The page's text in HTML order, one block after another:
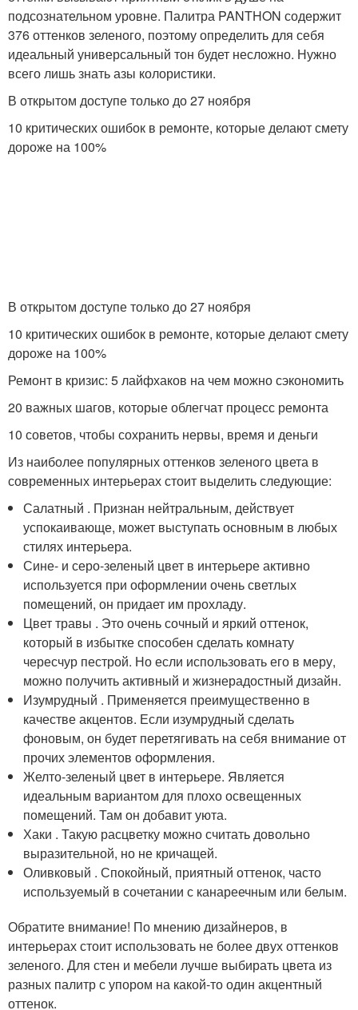
подсознательном уровне. Палитра PANTHON содержит
376 оттенков зеленого, поэтому определить для себя
идеальный универсальный тон будет несложно. Нужно
всего лишь знать азы колористики.
В открытом доступе только до 27 ноября
10 критических ошибок в ремонте, которые делают смету
дороже на 100%
В открытом доступе только до 27 ноября
10 критических ошибок в ремонте, которые делают смету
дороже на 100%
Ремонт в кризис: 5 лайфхаков на чем можно сэкономить
20 важных шагов, которые облегчат процесс ремонта
10 советов, чтобы сохранить нервы, время и деньги
Из наиболее популярных оттенков зеленого цвета в
современных интерьерах стоит выделить следующие:
Салатный . Признан нейтральным, действует
успокаивающе, может выступать основным в любых
стилях интерьера.
Сине- и серо-зеленый цвет в интерьере активно
используется при оформлении очень светлых
помещений, он придает им прохладу.
Цвет травы . Это очень сочный и яркий оттенок,
который в избытке способен сделать комнату
чересчур пестрой. Но если использовать его в меру,
можно получить активный и жизнерадостный дизайн.
Изумрудный . Применяется преимущественно в
качестве акцентов. Если изумрудный сделать
фоновым, он будет перетягивать на себя внимание от
прочих элементов оформления.
Желто-зеленый цвет в интерьере. Является
идеальным вариантом для плохо освещенных
помещений. Там он добавит уюта.
Хаки . Такую расцветку можно считать довольно
выразительной, но не кричащей.
Оливковый . Спокойный, приятный оттенок, часто
используемый в сочетании с канареечным или белым.
Обратите внимание! По мнению дизайнеров, в
интерьерах стоит использовать не более двух оттенков
зеленого. Для стен и мебели лучше выбирать цвета из
разных палитр с упором на какой-то один акцентный
оттенок.